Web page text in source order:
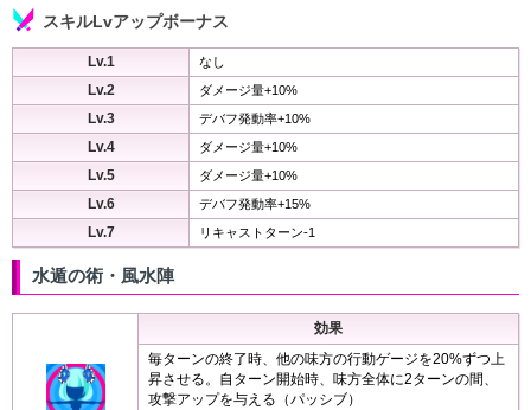
スキルLvアップボーナス
Lv.1 なし
Lv.2 ダメージ量+10%
Lv.3 デバフ発動率+10%
Lv.4 ダメージ量+10%
Lv.5 ダメージ量+10%
Lv.6 デバフ発動率+15%
Lv.7 リキャストターン-1
水遁の術・風水陣
効果
毎ターンの終了時、他の味方の行動ゲージを20%ずつ上
昇させる。自ターン開始時、味方全体に2ターンの間、
攻撃アップを与える（パッシブ）